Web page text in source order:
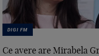
DIGI FM
Ce avere are Mirabela